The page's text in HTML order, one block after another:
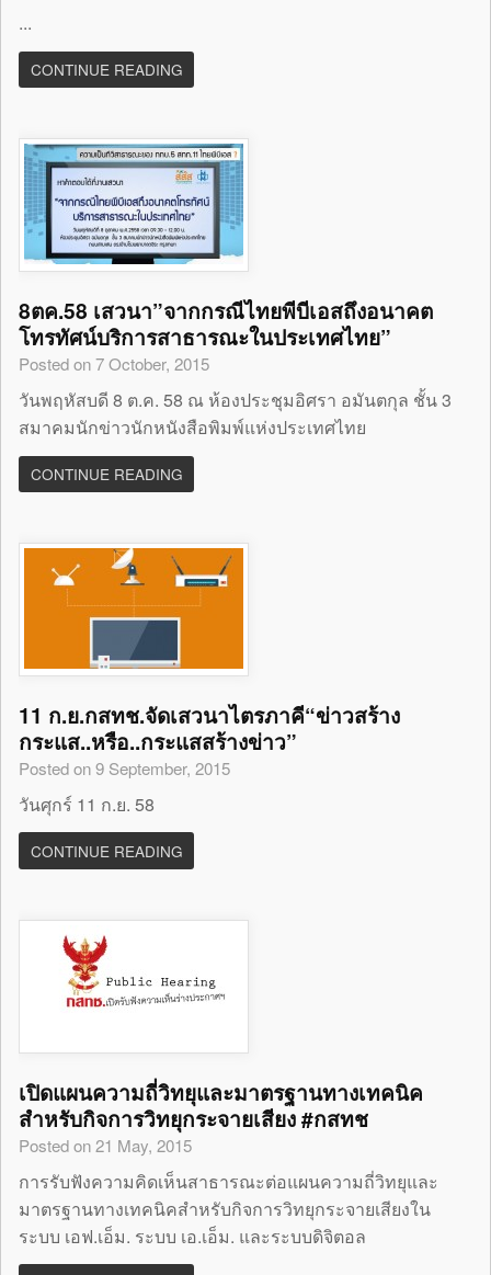
...
CONTINUE READING
8ตค.58 เสวนา”จากกรณีไทยพีบีเอสถึงอนาคต
โทรทัศน์บริการสาธารณะในประเทศไทย”
Posted on 7 October, 2015
วันพฤหัสบดี 8 ต.ค. 58 ณ ห้องประชุมอิศรา อมันตกุล ชั้น 3
สมาคมนักข่าวนักหนังสือพิมพ์แห่งประเทศไทย
CONTINUE READING
11 ก.ย.กสทช.จัดเสวนาไตรภาคี“ข่าวสร้าง
กระแส..หรือ..กระแสสร้างข่าว”
Posted on 9 September, 2015
วันศุกร์ 11 ก.ย. 58
CONTINUE READING
เปิดแผนความถี่วิทยุและมาตรฐานทางเทคนิค
สำหรับกิจการวิทยุกระจายเสียง #กสทช
Posted on 21 May, 2015
การรับฟังความคิดเห็นสาธารณะต่อแผนความถี่วิทยุและ
มาตรฐานทางเทคนิคสำหรับกิจการวิทยุกระจายเสียงใน
ระบบ เอฟ.เอ็ม. ระบบ เอ.เอ็ม. และระบบดิจิตอล